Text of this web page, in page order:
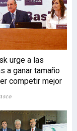
del euskera
vizcaíno.
la
foral destinará
euros al apoyo de
de promoción
euskera de 30
de Bizkaia.
urge a las
a ganar tamaño
competir mejor